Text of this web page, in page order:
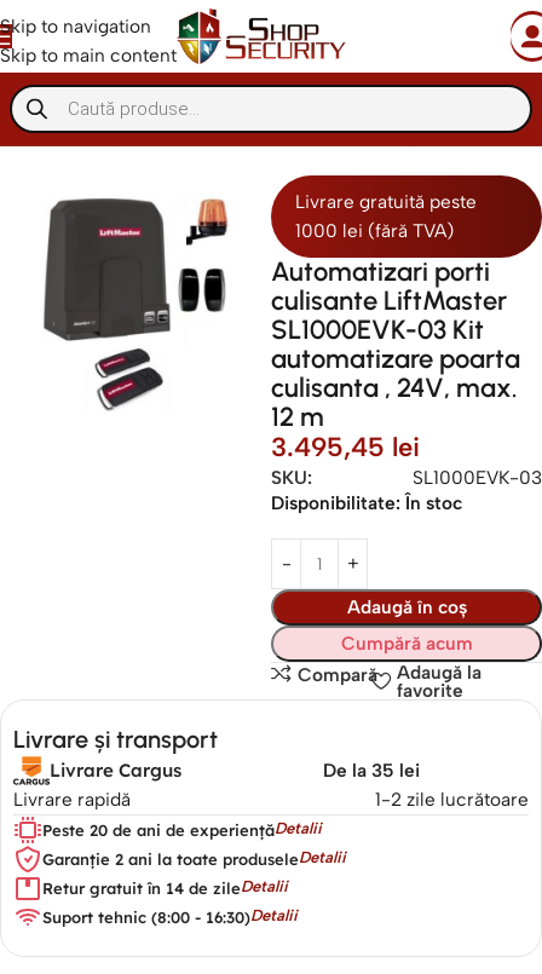
Skip to navigation
Skip to main content
Automatizari porti Porti culisante Automatizare porti culisante
Livrare gratuită peste
1000 lei (fără TVA)
Automatizari porti
culisante LiftMaster
SL1000EVK-03 Kit
automatizare poarta
culisanta , 24V, max.
12 m
3.495,45 lei
SKU:
SL1000EVK-03
Disponibilitate: În stoc
Adaugă în coș
Cumpără acum
Compară
Adaugă la
favorite
Livrare și transport
Livrare Cargus
Livrare rapidă
De la 35 lei
1-2 zile lucrătoare
Peste 20 de ani de experiențăDetalii
Garanție 2 ani la toate produseleDetalii
Retur gratuit în 14 de zileDetalii
Suport tehnic (8:00 - 16:30)Detalii